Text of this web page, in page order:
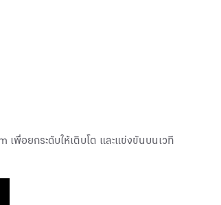
พื่อยกระดับให้เติบโต และแข่งขันบนเวที